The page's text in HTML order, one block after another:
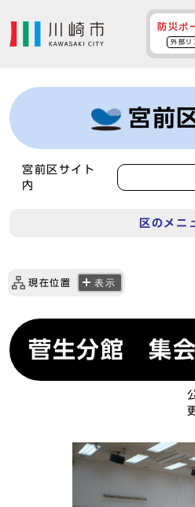
防災ポ
外部リ
宮前
宮前区サイト
内
区のメニ
現在位置 表示
菅生分館 集